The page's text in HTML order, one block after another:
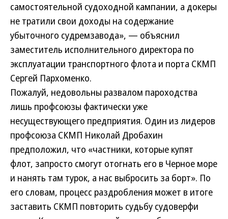
самостоятельной судоходной кампании, а докеры
не тратили свои доходы на содержание
убыточного судремзавода», — объяснил
заместитель исполнительного директора по
эксплуатации транспортного флота и порта СКМП
Сергей Пархоменко.
Пожалуй, недовольны развалом пароходства
лишь профсоюзы фактически уже
несуществующего предприятия. Один из лидеров
профсоюза СКМП Николай Дробахин
предположил, что «частники, которые купят
флот, запросто смогут отогнать его в Черное море
и нанять там турок, а нас выбросить за борт». По
его словам, процесс раздробления может в итоге
заставить СКМП повторить судьбу судоверфи